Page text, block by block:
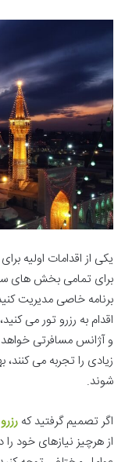
یکی از اقدامات اولیه
برای تمامی بخش های
برنامه خاصی مدیریت
اقدام به رزرو تور می
و آژانس مسافرتی خواهد
زیادی را تجربه می
شوند.
اگر تصمیم گرفتید که
از هرچیز نیازهای خود